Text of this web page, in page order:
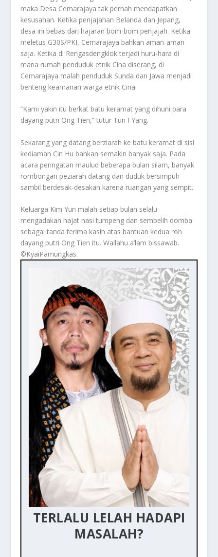
maka Desa Cemarajaya tak pernah mendapatkan
kesusahan. Ketika penjajahan Belanda dan Jepang,
desa ini bebas dari hajaran bom-bom penjajah. Ketika
meletus G30S/PKI, Cemarajaya bahkan aman-aman
saja. Ketika di Rengasdengklok terjadi huru-hara di
mana rumah penduduk etnik Cina diserang, di
Cemarajaya malah penduduk Sunda dan Jawa menjadi
benteng keamanan warga etnik Cina.
“Kami yakin itu berkat batu keramat yang dihuni para
dayang putri Ong Tien,” tutur Tun I Yang.
Sekarang yang datang berziarah ke batu keramat di sisi
kediaman Cin Hu bahkan semakin banyak saja. Pada
acara peringatan maulud beberapa bulan silam, banyak
rombongan peziarah datang dan duduk bersimpuh
sambil berdesak-desakan karena ruangan yang sempit.
Keluarga Kim Yun malah setiap bulan selalu
mengadakan hajat nasi tumpeng dan sembelih domba
sebagai tanda terima kasih atas bantuan kedua roh
dayang putri Ong Tien itu. Wallahu a’lam bissawab.
©️KyaiPamungkas.
TERLALU LELAH HADAPI
MASALAH?